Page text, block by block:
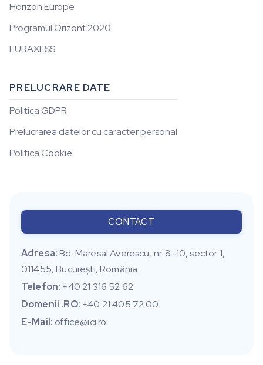
Horizon Europe
Programul Orizont 2020
EURAXESS
PRELUCRARE DATE
Politica GDPR
Prelucrarea datelor cu caracter personal
Politica Cookie
CONTACT
Adresa:Bd. Maresal Averescu, nr. 8-10, sector 1,
011455, Bucureşti, România
Telefon: +40 21 316 52 62
Domenii .RO: +40 21 405 72 00
E-Mail: office@ici.ro